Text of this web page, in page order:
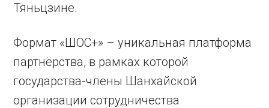
Тяньцзине.
Формат «ШОС+» – уникальная платформа
партнёрства, в рамках которой
государства-члены Шанхайской
организации сотрудничества